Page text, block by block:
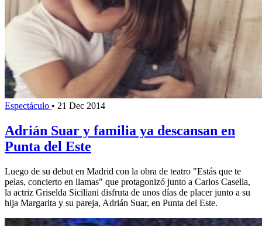
Espectáculo • 21 Dec 2014
Adrián Suar y familia ya descansan en
Punta del Este
Luego de su debut en Madrid con la obra de teatro "Estás que te
pelas, concierto en llamas" que protagonizó junto a Carlos Casella,
la actriz Griselda Siciliani disfruta de unos días de placer junto a su
hija Margarita y su pareja, Adrián Suar, en Punta del Este.